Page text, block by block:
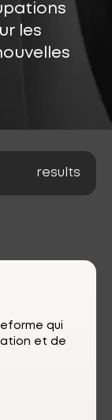
les
results
qui
et de